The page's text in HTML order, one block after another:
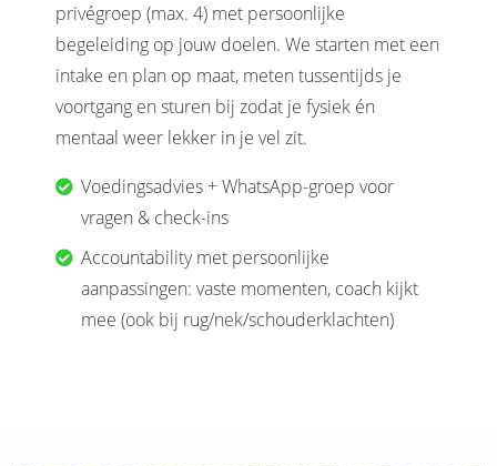
privégroep (max. 4) met persoonlijke
begeleiding op jouw doelen. We starten met een
intake en plan op maat, meten tussentijds je
voortgang en sturen bij zodat je fysiek én
mentaal weer lekker in je vel zit.
Voedingsadvies + WhatsApp-groep voor
vragen & check-ins
Accountability met persoonlijke
aanpassingen: vaste momenten, coach kijkt
mee (ook bij rug/nek/schouderklachten)